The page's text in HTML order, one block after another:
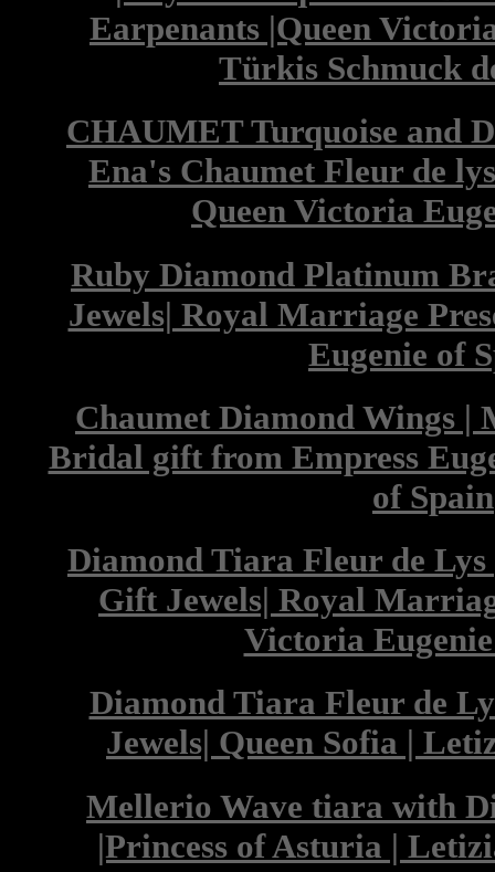
Earpenants |Queen
Türkis Schmuck
CHAUMET Turquoise and
Ena's Chaumet Fleur de
Queen Victoria
Ruby Diamond Platinum
Jewels| Royal Marriage
Eugenie of
Chaumet Diamond Wings |
Bridal gift from Empress
of Spain
Diamond Tiara Fleur de Lys
Gift Jewels| Royal
Victoria
Diamond Tiara Fleur de
Jewels| Queen Sofia |
Mellerio Wave tiara with
|Princess of Asturia |